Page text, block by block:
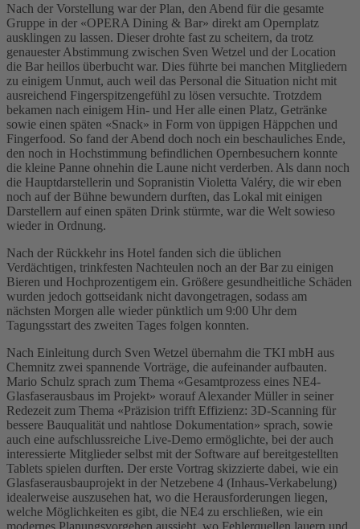
Nach der Vorstellung war der Plan, den Abend für die gesamte
Gruppe in der «OPERA Dining & Bar» direkt am Opernplatz
ausklingen zu lassen. Dieser drohte fast zu scheitern, da trotz
genauester Abstimmung zwischen Sven Wetzel und der Location
die Bar heillos überbucht war. Dies führte bei manchen Mitgliedern
zu einigem Unmut, auch weil das Personal die Situation nicht mit
ausreichend Fingerspitzengefühl zu lösen versuchte. Trotzdem
bekamen nach einigem Hin- und Her alle einen Platz, Getränke
sowie einen späten «Snack» in Form von üppigen Häppchen und
Fingerfood. So fand der Abend doch noch ein beschauliches Ende,
den noch in Hochstimmung befindlichen Opernbesuchern konnte
die kleine Panne ohnehin die Laune nicht verderben. Als dann noch
die Hauptdarstellerin und Sopranistin Violetta Valéry, die wir eben
noch auf der Bühne bewundern durften, das Lokal mit einigen
Darstellern auf einen späten Drink stürmte, war die Welt sowieso
wieder in Ordnung.
Nach der Rückkehr ins Hotel fanden sich die üblichen
Verdächtigen, trinkfesten Nachteulen noch an der Bar zu einigen
Bieren und Hochprozentigem ein. Größere gesundheitliche Schäden
wurden jedoch gottseidank nicht davongetragen, sodass am
nächsten Morgen alle wieder pünktlich um 9:00 Uhr dem
Tagungsstart des zweiten Tages folgen konnten.
Nach Einleitung durch Sven Wetzel übernahm die TKI mbH aus
Chemnitz zwei spannende Vorträge, die aufeinander aufbauten.
Mario Schulz sprach zum Thema «Gesamtprozess eines NE4-
Glasfaserausbaus im Projekt» worauf Alexander Müller in seiner
Redezeit zum Thema «Präzision trifft Effizienz: 3D-Scanning für
bessere Bauqualität und nahtlose Dokumentation» sprach, sowie
auch eine aufschlussreiche Live-Demo ermöglichte, bei der auch
interessierte Mitglieder selbst mit der Software auf bereitgestellten
Tablets spielen durften. Der erste Vortrag skizzierte dabei, wie ein
Glasfaserausbauprojekt in der Netzebene 4 (Inhaus-Verkabelung)
idealerweise auszusehen hat, wo die Herausforderungen liegen,
welche Möglichkeiten es gibt, die NE4 zu erschließen, wie ein
modernes Planungsvorgehen aussieht, wo Fehlerquellen lauern und